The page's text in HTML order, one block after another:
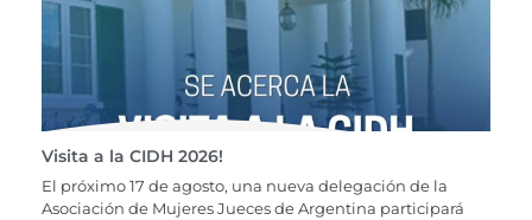
Visita a la CIDH 2026!
El próximo 17 de agosto, una nueva delegación de la
Asociación de Mujeres Jueces de Argentina participará